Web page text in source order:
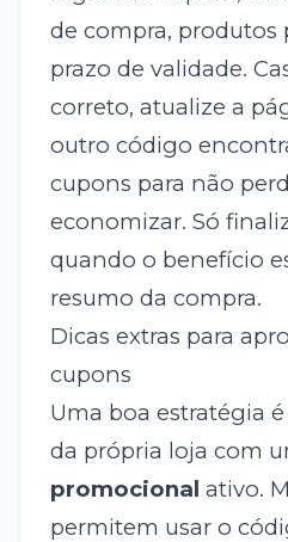
de compra, produtos
prazo de validade.
correto, atualize a
outro código
cupons para não
economizar. Só
quando o benefício
resumo da compra.
Dicas extras para
cupons
Uma boa estratégia
da própria loja com
promocional ativo.
permitem usar o